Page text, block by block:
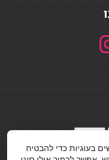
בעוגיות כדי להבטיח